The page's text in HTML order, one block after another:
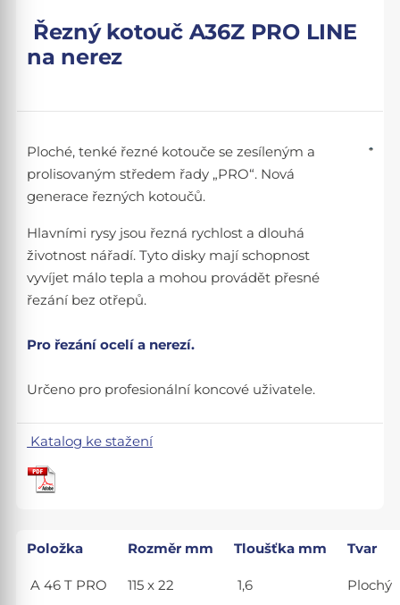
Řezný kotouč A36Z PRO LINE
na nerez
Ploché, tenké řezné kotouče se zesíleným a
prolisovaným středem řady „PRO“. Nová
generace řezných kotoučů.
Hlavními rysy jsou řezná rychlost a dlouhá
životnost nářadí. Tyto disky mají schopnost
vyvíjet málo tepla a mohou provádět přesné
řezání bez otřepů.
Pro řezání ocelí a nerezí.
Určeno pro profesionální koncové uživatele.
Katalog ke stažení
Položka Rozměr mm Tloušťka mm Tvar
A 46 T PRO 115 x 22 1,6 Plochý